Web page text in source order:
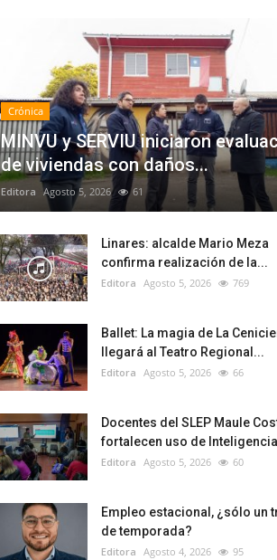
Crónica
MINVU y SERVIU iniciaron
de viviendas con daños...
Editora Agosto 5, 2026 61
Linares: alcalde Mario Meza
confirma realización de la...
Editora Agosto 5, 2026 769
Ballet: La magia de La
llegará al Teatro Regional...
Editora Agosto 5, 2026 66
Docentes del SLEP Maule
fortalecen uso de
Editora Agosto 5, 2026 60
Empleo estacional, ¿sólo un
de temporada?
Editora Agosto 4, 2026 95